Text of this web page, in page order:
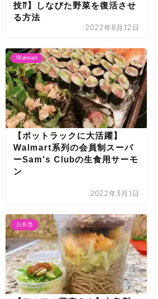
技⁇】しなびた野菜を復活させ
る方法
2022年8月12日
Walmart
【ポットラックに大活躍】
Walmart系列の会員制スーパ
ーSam's Clubの生食用サーモ
ン
2022年3月1日
お弁当